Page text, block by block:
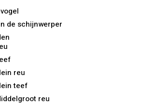
de schijnwerper
reu
teef
reu